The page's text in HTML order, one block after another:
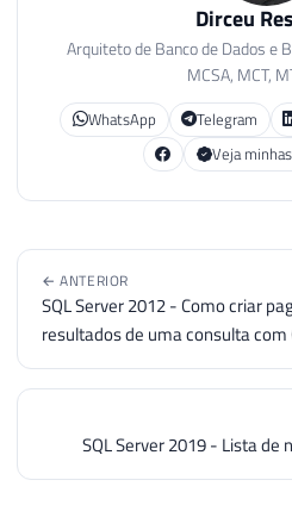
Dirceu
Arquiteto de Banco de Dados e
MCSA, MCT,
WhatsApp
Telegram
Veja
← ANTERIOR
SQL Server 2012 - Como criar
resultados de uma consulta com
SQL Server 2019 - Lista de